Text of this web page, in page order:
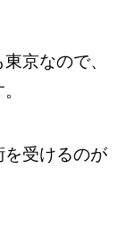
京なので、
を受けるのが